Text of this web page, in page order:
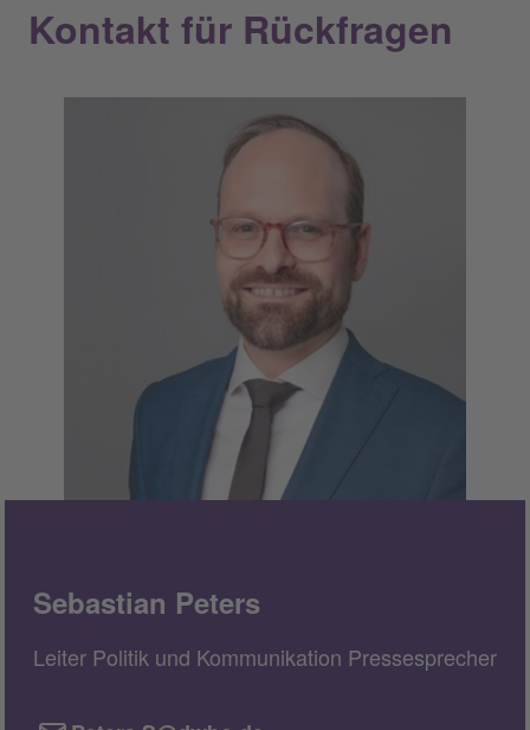
Kontakt für Rückfragen
Sebastian Peters
Leiter Politik und Kommunikation Pressesprecher